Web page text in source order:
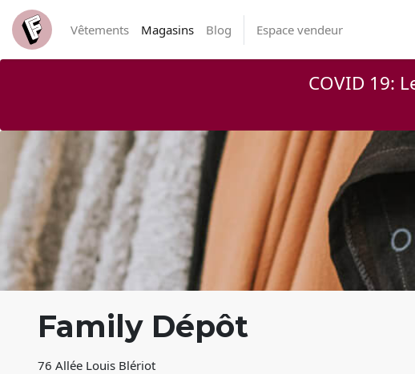
Vêtements Magasins Blog Espace vendeur
COVID 19:
Family Dépôt
76 Allée Louis Blériot